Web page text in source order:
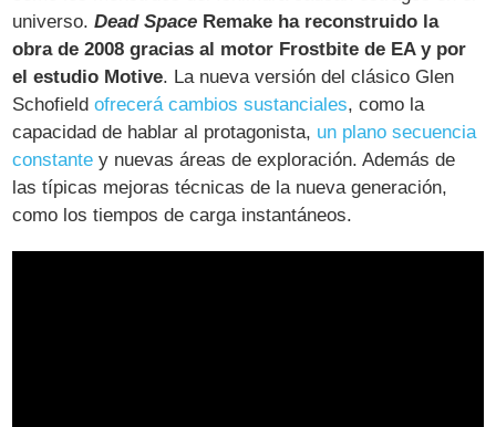
universo.Dead Space Remake ha reconstruido la
obra de 2008 gracias al motor Frostbite de EA y por
el estudio Motive. La nueva versión del clásico Glen
Schofieldofrecerá cambios sustanciales, como la
capacidad de hablar al protagonista, un plano secuencia
constante y nuevas áreas de exploración. Además de
las típicas mejoras técnicas de la nueva generación,
como los tiempos de carga instantáneos.